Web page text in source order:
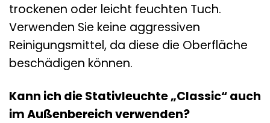
trockenen oder leicht feuchten Tuch.
Verwenden Sie keine aggressiven
Reinigungsmittel, da diese die Oberfläche
beschädigen können.
Kann ich die Stativleuchte „Classic“ auch
im Außenbereich verwenden?